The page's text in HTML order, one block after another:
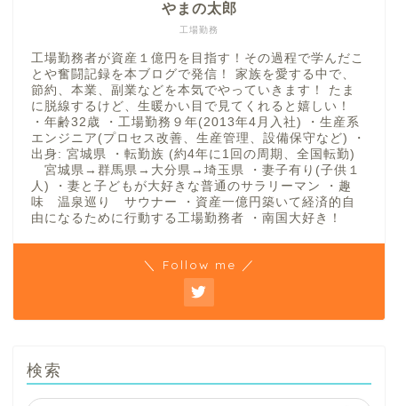
工場勤務
やまの太郎
工場勤務者が資産１億円を目指す！その過程で学んだこ
とや奮闘記録を本ブログで発信！ 家族を愛する中で、
節約、本業、副業などを本気でやっていきます！ たま
に脱線するけど、生暖かい目で見てくれると嬉しい！
・年齢32歳 ・工場勤務９年(2013年4月入社) ・生産系
エンジニア(プロセス改善、生産管理、設備保守など) ・
出身: 宮城県 ・転勤族 (約4年に1回の周期、全国転勤)
宮城県→群馬県→大分県→埼玉県 ・妻子有り(子供１
人) ・妻と子どもが大好きな普通のサラリーマン ・趣
味 温泉巡り サウナー ・資産一億円築いて経済的自
由になるために行動する工場勤務者 ・南国大好き！
＼ Follow me ／
検索